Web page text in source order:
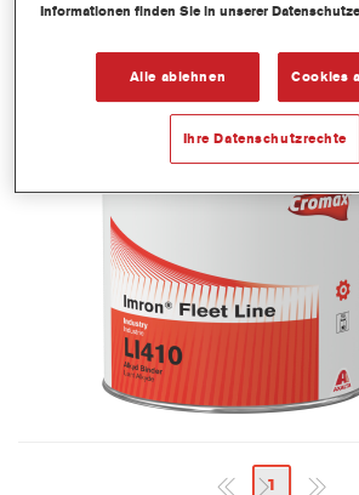
Link zur Artikelseite
1
Informationen finden Sie in unserer
Alle ablehnen Cookies
Ihre Datenschutzrechte